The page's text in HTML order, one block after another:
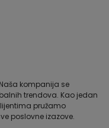
kompanija se
trendova. Kao jedan
pružamo
poslovne izazove.